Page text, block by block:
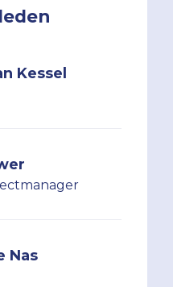
Kessel
Nas